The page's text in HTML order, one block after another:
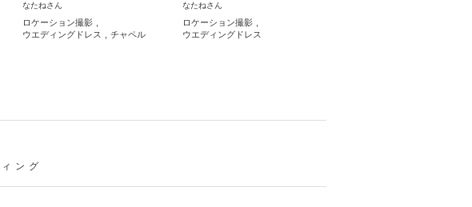
なたねさん
ロケーション撮影
ウエディングドレス
チャペル
なたねさん
ロケーション撮影
ウエディングドレス
ング